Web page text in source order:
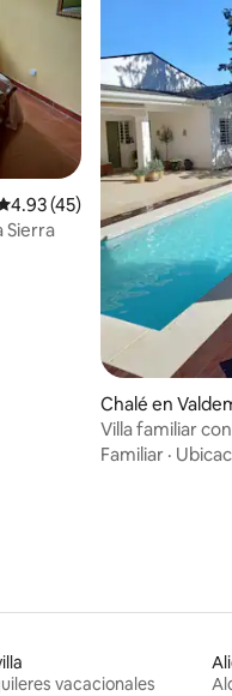
promedio: 4.93
4.93 (45)
Sierra
Chalé en
Villa familiar
Familiar ·
vacacionales